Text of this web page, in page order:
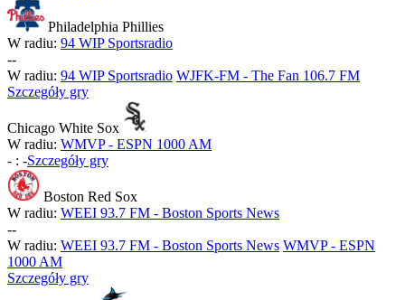
Philadelphia Phillies
W radiu: 94 WIP Sportsradio
--
W radiu: 94 WIP Sportsradio WJFK-FM - The Fan 106.7 FM
Szczegóły gry
Chicago White Sox
W radiu: WMVP - ESPN 1000 AM
- : -Szczegóły gry
Boston Red Sox
W radiu: WEEI 93.7 FM - Boston Sports News
--
W radiu: WEEI 93.7 FM - Boston Sports News WMVP - ESPN
1000 AM
Szczegóły gry